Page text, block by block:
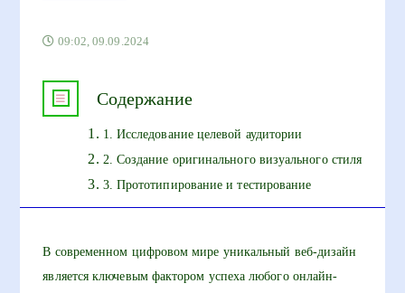
09:02, 09.09.2024
Содержание
1. Исследование целевой аудитории
2. Создание оригинального визуального стиля
3. Прототипирование и тестирование
В современном цифровом мире уникальный веб-дизайн
является ключевым фактором успеха любого онлайн-